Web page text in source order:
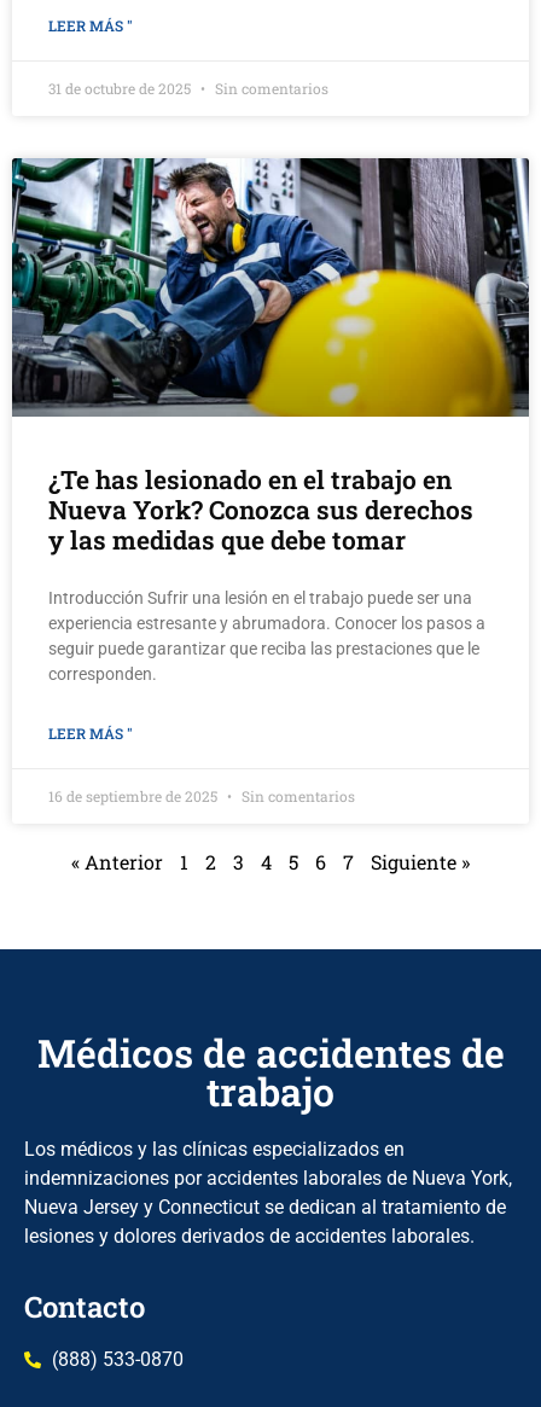
LEER MÁS "
31 de octubre de 2025 Sin comentarios
¿Te has lesionado en el trabajo en
Nueva York? Conozca sus derechos
y las medidas que debe tomar
Introducción Sufrir una lesión en el trabajo puede ser una
experiencia estresante y abrumadora. Conocer los pasos a
seguir puede garantizar que reciba las prestaciones que le
corresponden.
LEER MÁS "
16 de septiembre de 2025 Sin comentarios
« Anterior 1 2 3 4 5 6 7 Siguiente »
Médicos de accidentes de
trabajo
Los médicos y las clínicas especializados en
indemnizaciones por accidentes laborales de Nueva York,
Nueva Jersey y Connecticut se dedican al tratamiento de
lesiones y dolores derivados de accidentes laborales.
Contacto
(888) 533-0870